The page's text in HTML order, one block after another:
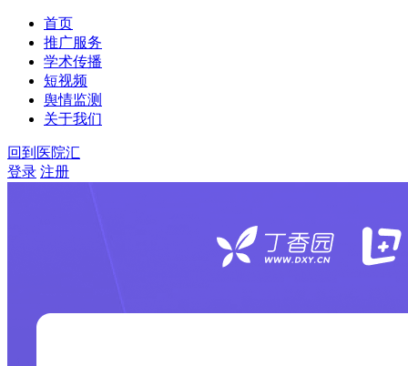
首页
推广服务
学术传播
短视频
舆情监测
关于我们
回到医院汇
登录 注册